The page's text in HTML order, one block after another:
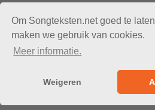
Om Songteksten.net goed te
maken we gebruik van cookies.
Meer informatie.
Weigeren
Alle rechten voorbehouden.
bandhosting.nl